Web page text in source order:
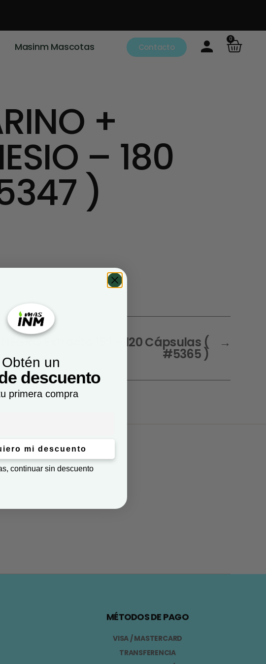
Masinm Mascotas Contacto
0
+
– 180
)
→
NEGRO Extracto 15:1 – 120 Cápsulas (
#5365 )
MÉTODOS DE PAGO
VISA / MASTERCARD
TRANSFERENCIA
Obtén un
descuento
primera compra
mi descuento
continuar sin descuento